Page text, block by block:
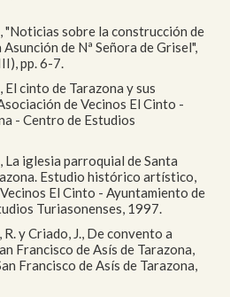
"Noticias sobre la construcción de
de Nª Señora de Grisel",
pp. 6-7.
El cinto de Tarazona y sus
de Vecinos El Cinto -
- Centro de Estudios
La iglesia parroquial de Santa
Estudio histórico artístico,
El Cinto - Ayuntamiento de
Turiasonenses, 1997.
y Criado, J., De convento a
Francisco de Asís de Tarazona,
Francisco de Asís de Tarazona,